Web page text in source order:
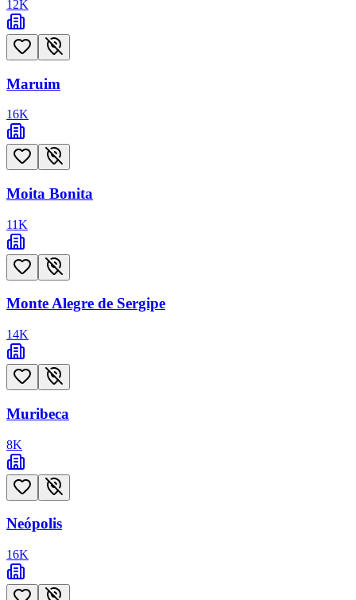
12K
Maruim
16K
Moita Bonita
11K
Monte Alegre de Sergipe
14K
Muribeca
8K
Neópolis
16K